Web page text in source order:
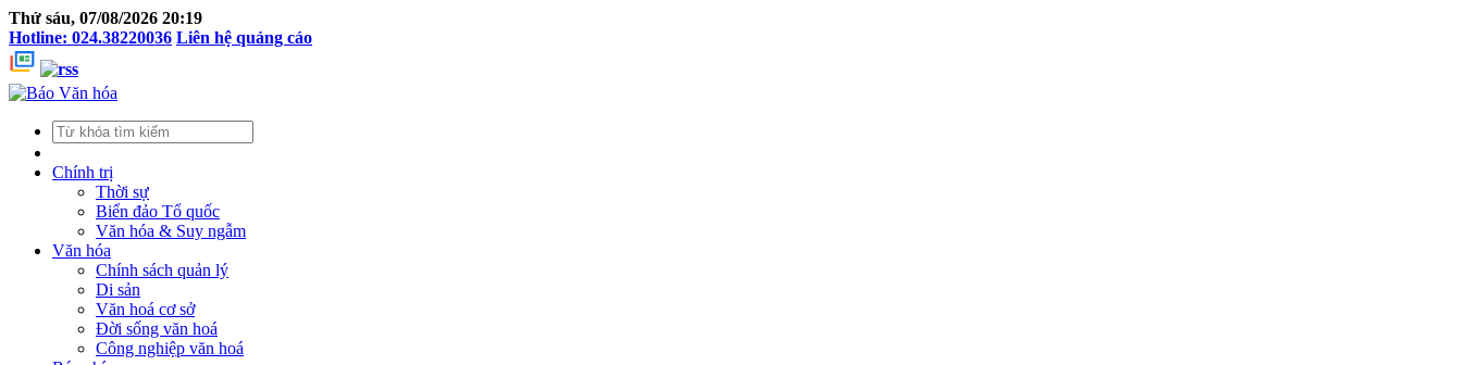
Thứ sáu, 07/08/2026 20:19
Hotline: 024.38220036 Liên hệ quảng cáo
Chính trị
Thời sự
Biển đảo Tổ quốc
Văn hóa & Suy ngẫm
Văn hóa
Chính sách quản lý
Di sản
Văn hoá cơ sở
Đời sống văn hoá
Công nghiệp văn hoá